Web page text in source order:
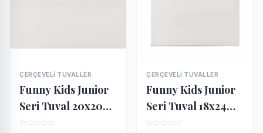
ÇERÇEVELI TUVALLER
Funny Kids Junior
Seri Tuval 20x20
ÇERÇEVELI TUVALLER
Funny Kids Junior
Seri Tuval 18x24